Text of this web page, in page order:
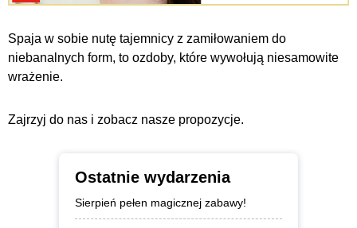
Spaja w sobie nutę tajemnicy z zamiłowaniem do
niebanalnych form, to ozdoby, które wywołują niesamowite
wrażenie.
Zajrzyj do nas i zobacz nasze propozycje.
Ostatnie wydarzenia
Sierpień pełen magicznej zabawy!